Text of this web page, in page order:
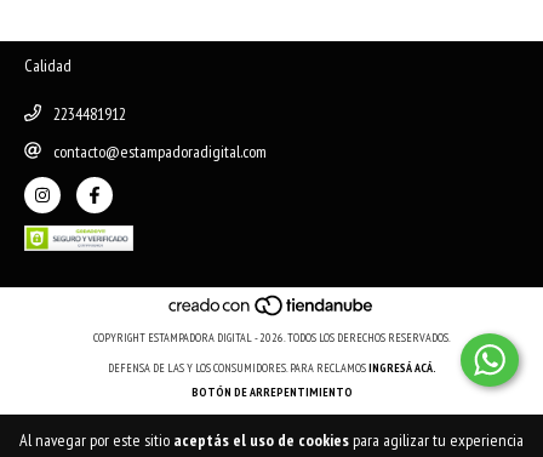
Al navegar por este sitio aceptás el uso de cookiespara agilizar tu experiencia
Calidad
2234481912
contacto@estampadoradigital.com
COPYRIGHT ESTAMPADORA DIGITAL - 2026. TODOS LOS DERECHOS RESERVADOS.
DEFENSA DE LAS Y LOS CONSUMIDORES. PARA RECLAMOSINGRESÁ ACÁ.
BOTÓN DE ARREPENTIMIENTO